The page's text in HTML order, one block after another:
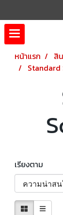
หน้าแรก สิ
Standard
เรียงตาม